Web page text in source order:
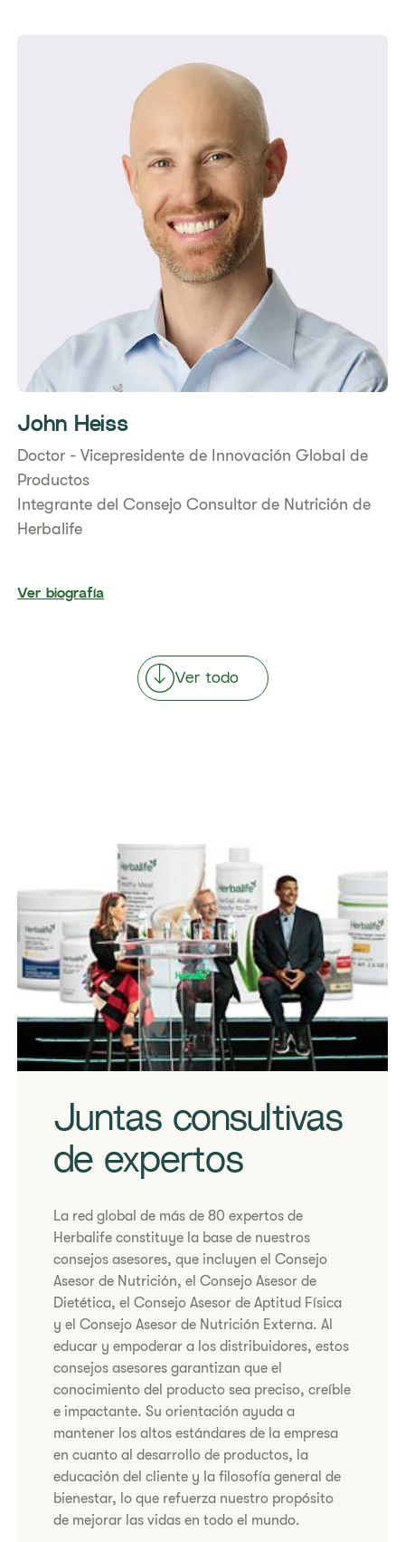
John Heiss
Doctor - Vicepresidente de Innovación Global de
Productos
Integrante del Consejo Consultor de Nutrición de
Herbalife
Ver biografía
Ver todo
​Juntas consultivas
de expertos
​La red global de más de 80 expertos de
Herbalife constituye la base de nuestros
consejos asesores, que incluyen el Consejo
Asesor de Nutrición, el Consejo Asesor de
Dietética, el Consejo Asesor de Aptitud Física
y el Consejo Asesor de Nutrición Externa. Al
educar y empoderar a los distribuidores, estos
consejos asesores garantizan que el
conocimiento del producto sea preciso, creíble
e impactante. Su orientación ayuda a
mantener los altos estándares de la empresa
en cuanto al desarrollo de productos, la
educación del cliente y la filosofía general de
bienestar, lo que refuerza nuestro propósito
de mejorar las vidas en todo el mundo.